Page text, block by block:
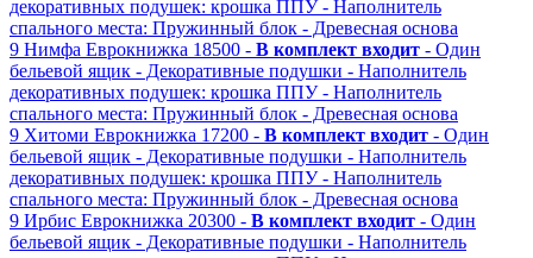
декоративных подушек: крошка ППУ - Наполнитель
спального места: Пружинный блок - Древесная основа
9 Нимфа Еврокнижка 18500 - В комплект входит - Один
бельевой ящик - Декоративные подушки - Наполнитель
декоративных подушек: крошка ППУ - Наполнитель
спального места: Пружинный блок - Древесная основа
9 Хитоми Еврокнижка 17200 - В комплект входит - Один
бельевой ящик - Декоративные подушки - Наполнитель
декоративных подушек: крошка ППУ - Наполнитель
спального места: Пружинный блок - Древесная основа
9 Ирбис Еврокнижка 20300 - В комплект входит - Один
бельевой ящик - Декоративные подушки - Наполнитель